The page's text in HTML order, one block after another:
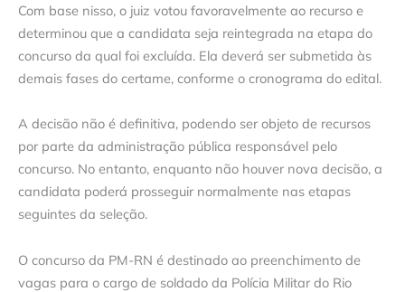
Com base nisso, o juiz votou favoravelmente ao recurso e
determinou que a candidata seja reintegrada na etapa do
concurso da qual foi excluída. Ela deverá ser submetida às
demais fases do certame, conforme o cronograma do edital.
A decisão não é definitiva, podendo ser objeto de recursos
por parte da administração pública responsável pelo
concurso. No entanto, enquanto não houver nova decisão, a
candidata poderá prosseguir normalmente nas etapas
seguintes da seleção.
O concurso da PM-RN é destinado ao preenchimento de
vagas para o cargo de soldado da Polícia Militar do Rio